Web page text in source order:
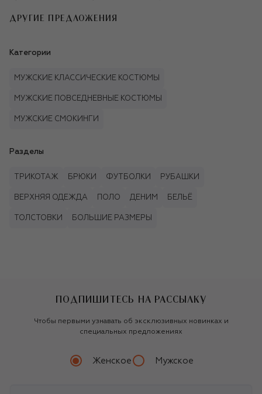
ДРУГИЕ ПРЕДЛОЖЕНИЯ
Категории
МУЖСКИЕ КЛАССИЧЕСКИЕ КОСТЮМЫ
МУЖСКИЕ ПОВСЕДНЕВНЫЕ КОСТЮМЫ
МУЖСКИЕ СМОКИНГИ
Разделы
ТРИКОТАЖ БРЮКИ ФУТБОЛКИ РУБАШКИ
ВЕРХНЯЯ ОДЕЖДА ПОЛО ДЕНИМ БЕЛЬЁ
ТОЛСТОВКИ БОЛЬШИЕ РАЗМЕРЫ
ПОДПИШИТЕСЬ НА РАССЫЛКУ
Чтобы первыми узнавать об эксклюзивных новинках и
специальных предложениях
Женское Мужское